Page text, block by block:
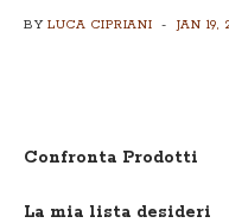
Confronta Prodotti
La mia lista desideri
BYLUCA CIPRIANI JAN 19,